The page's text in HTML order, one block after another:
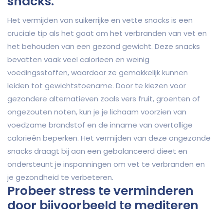
Het vermijden van suikerrijke en vette snacks is een
cruciale tip als het gaat om het verbranden van vet en
het behouden van een gezond gewicht. Deze snacks
bevatten vaak veel calorieën en weinig
voedingsstoffen, waardoor ze gemakkelijk kunnen
leiden tot gewichtstoename. Door te kiezen voor
gezondere alternatieven zoals vers fruit, groenten of
ongezouten noten, kun je je lichaam voorzien van
voedzame brandstof en de inname van overtollige
calorieën beperken. Het vermijden van deze ongezonde
snacks draagt bij aan een gebalanceerd dieet en
ondersteunt je inspanningen om vet te verbranden en
je gezondheid te verbeteren.
Probeer stress te verminderen
door bijvoorbeeld te mediteren